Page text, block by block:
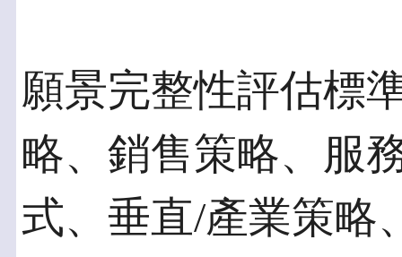
願景完整性評估標
略、銷售策略、服
式、垂直/產業策略